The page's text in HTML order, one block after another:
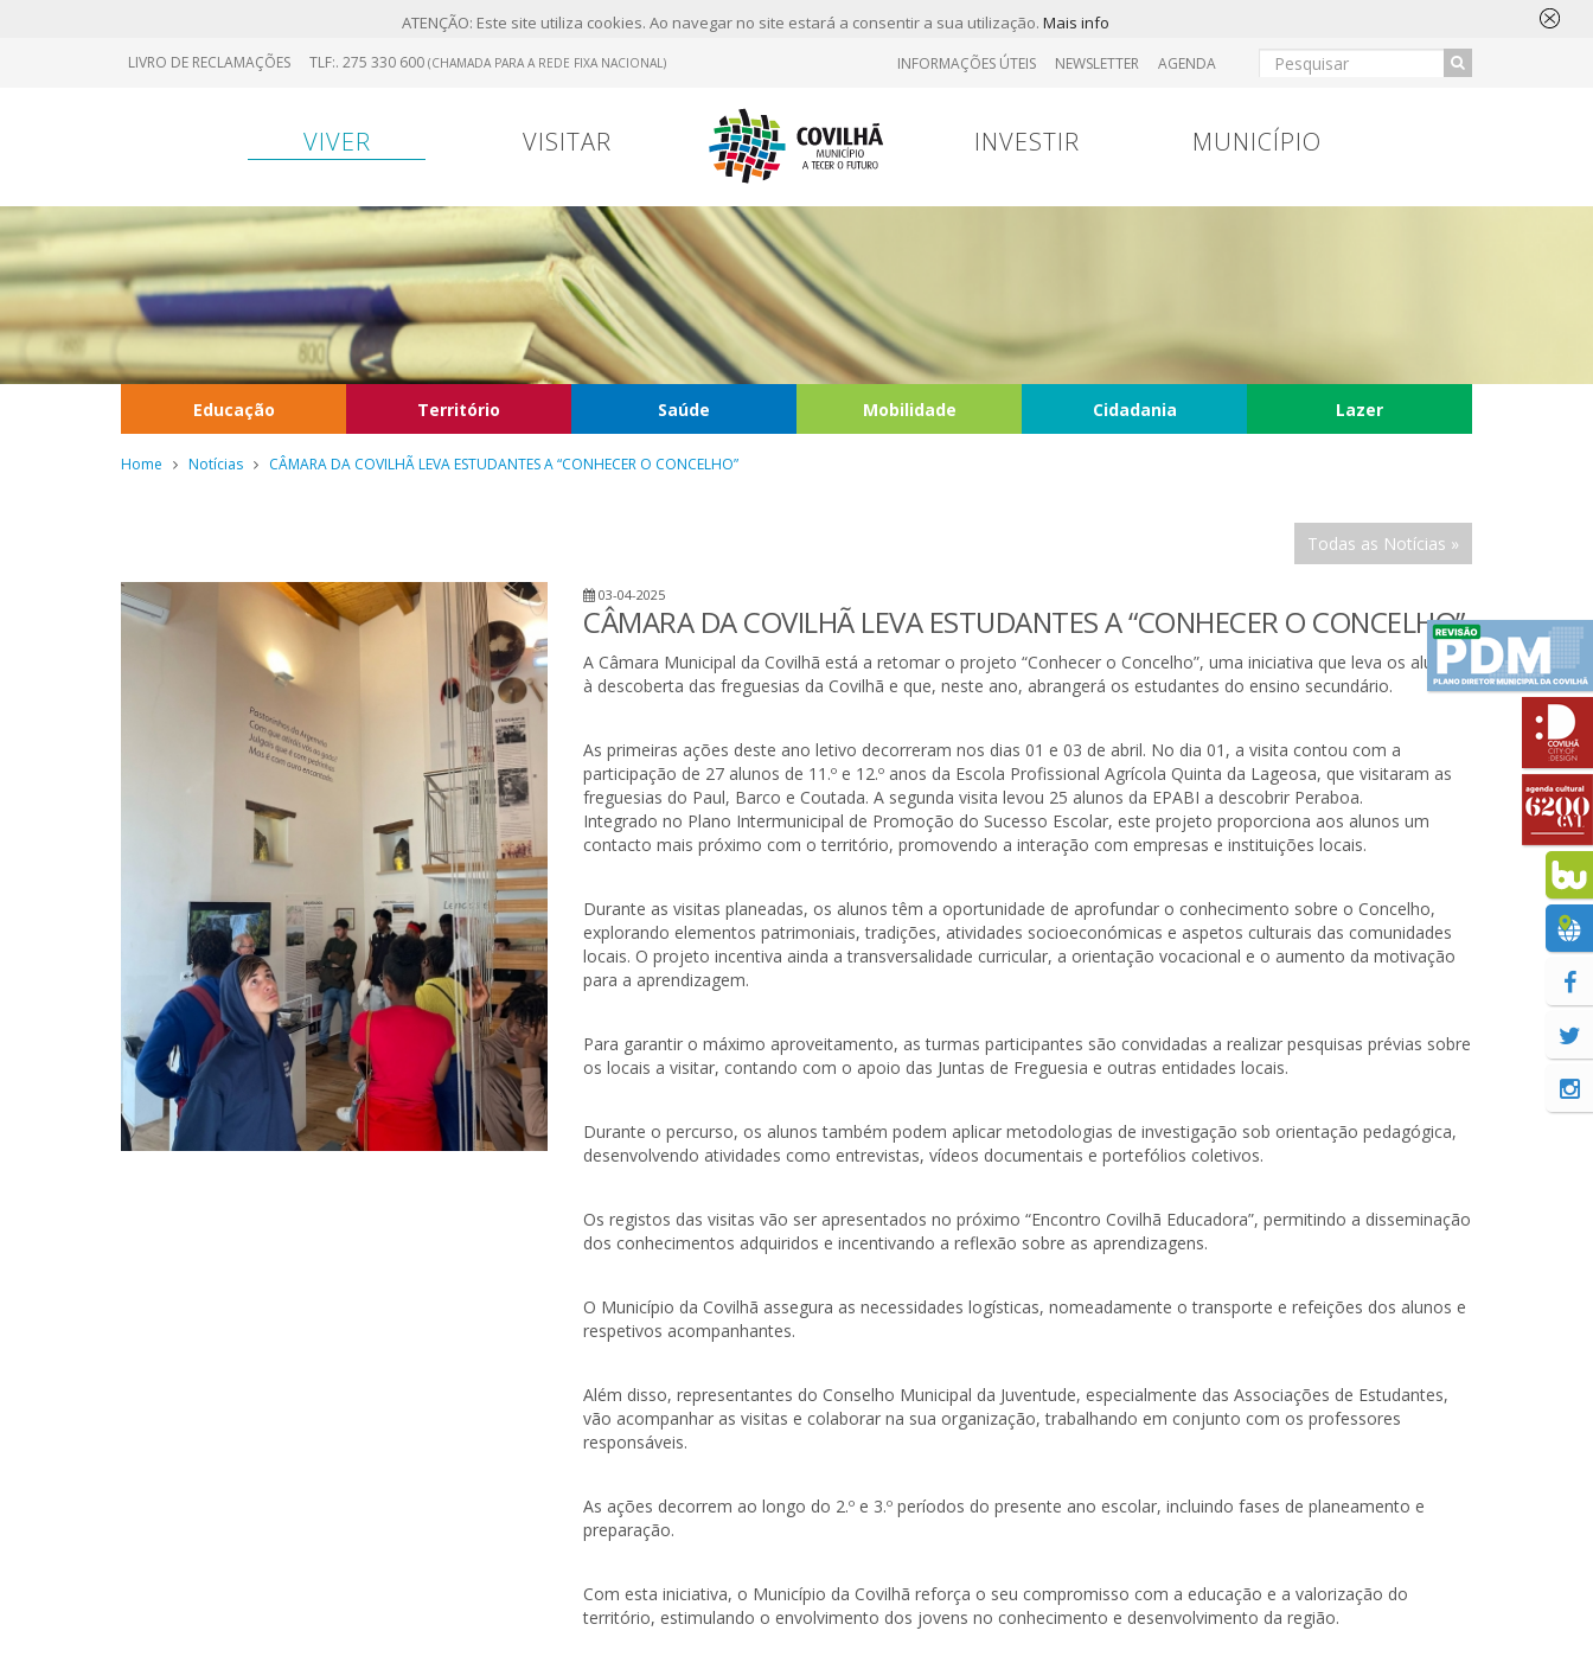
ATENÇÃO: Este site utiliza cookies. Ao navegar no site estará a consentir a sua utilização. Mais info
LIVRO DE RECLAMAÇÕES TLF:. 275 330 600 (CHAMADA PARA A REDE FIXA NACIONAL) INFORMAÇÕES ÚTEIS NEWSLETTER AGENDA
VIVER VISITAR INVESTIR MUNICÍPIO
Educação Território Saúde Mobilidade Cidadania Lazer
Home Notícias CÂMARA DA COVILHÃ LEVA ESTUDANTES A “CONHECER O CONCELHO”
Todas as Notícias »
03-04-2025
CÂMARA DA COVILHÃ LEVA ESTUDANTES A “CONHECER O CONCELHO”
A Câmara Municipal da Covilhã está a retomar o projeto “Conhecer o Concelho”, uma iniciativa que leva os alunos
à descoberta das freguesias da Covilhã e que, neste ano, abrangerá os estudantes do ensino secundário.
As primeiras ações deste ano letivo decorreram nos dias 01 e 03 de abril. No dia 01, a visita contou com a
participação de 27 alunos de 11.º e 12.º anos da Escola Profissional Agrícola Quinta da Lageosa, que visitaram as
freguesias do Paul, Barco e Coutada. A segunda visita levou 25 alunos da EPABI a descobrir Peraboa.
Integrado no Plano Intermunicipal de Promoção do Sucesso Escolar, este projeto proporciona aos alunos um
contacto mais próximo com o território, promovendo a interação com empresas e instituições locais.
Durante as visitas planeadas, os alunos têm a oportunidade de aprofundar o conhecimento sobre o Concelho,
explorando elementos patrimoniais, tradições, atividades socioeconómicas e aspetos culturais das comunidades
locais. O projeto incentiva ainda a transversalidade curricular, a orientação vocacional e o aumento da motivação
para a aprendizagem.
Para garantir o máximo aproveitamento, as turmas participantes são convidadas a realizar pesquisas prévias sobre
os locais a visitar, contando com o apoio das Juntas de Freguesia e outras entidades locais.
Durante o percurso, os alunos também podem aplicar metodologias de investigação sob orientação pedagógica,
desenvolvendo atividades como entrevistas, vídeos documentais e portefólios coletivos.
Os registos das visitas vão ser apresentados no próximo “Encontro Covilhã Educadora”, permitindo a disseminação
dos conhecimentos adquiridos e incentivando a reflexão sobre as aprendizagens.
O Município da Covilhã assegura as necessidades logísticas, nomeadamente o transporte e refeições dos alunos e
respetivos acompanhantes.
Além disso, representantes do Conselho Municipal da Juventude, especialmente das Associações de Estudantes,
vão acompanhar as visitas e colaborar na sua organização, trabalhando em conjunto com os professores
responsáveis.
As ações decorrem ao longo do 2.º e 3.º períodos do presente ano escolar, incluindo fases de planeamento e
preparação.
Com esta iniciativa, o Município da Covilhã reforça o seu compromisso com a educação e a valorização do
território, estimulando o envolvimento dos jovens no conhecimento e desenvolvimento da região.